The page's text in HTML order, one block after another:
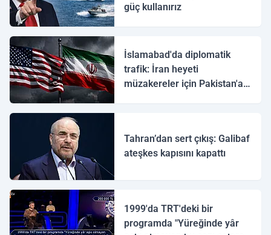
güç kullanırız
İslamabad'da diplomatik
trafik: İran heyeti
müzakereler için Pakistan'a
Tahran’dan sert çıkış: Galibaf
ateşkes kapısını kapattı
1999'da TRT'deki bir
programda "Yüreğinde yâr